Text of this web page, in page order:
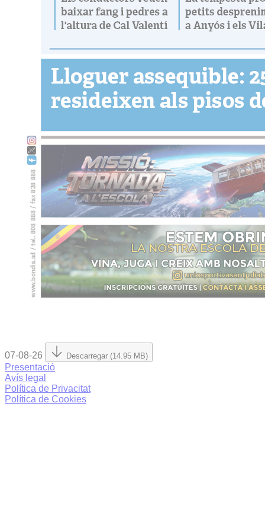
07-08-26 Descarregar (14.95 MB)
Presentació
Avís legal
Política de Privacitat
Política de Cookies